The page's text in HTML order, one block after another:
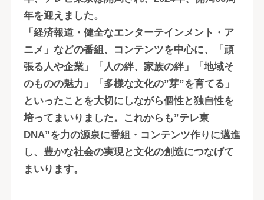
年を迎えました。
「経済報道・健全なエンターテインメント・ア
ニメ」などの番組、コンテンツを中心に、「頑
張る人や企業」「人の絆、家族の絆」「地域そ
のものの魅力」「多様な文化の”芽”を育てる」
といったことを大切にしながら個性と独自性を
培ってまいりました。これからも”テレ東
DNA”を力の源泉に番組・コンテンツ作りに邁進
し、豊かな社会の実現と文化の創造につなげて
まいります。